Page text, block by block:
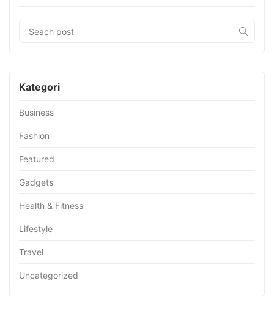
Kategori
Business
Fashion
Featured
Gadgets
Health & Fitness
Lifestyle
Travel
Uncategorized